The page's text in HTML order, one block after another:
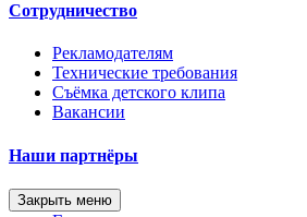
Сотрудничество
Рекламодателям
Технические требования
Съёмка детского клипа
Вакансии
Наши партнёры
Закрыть меню